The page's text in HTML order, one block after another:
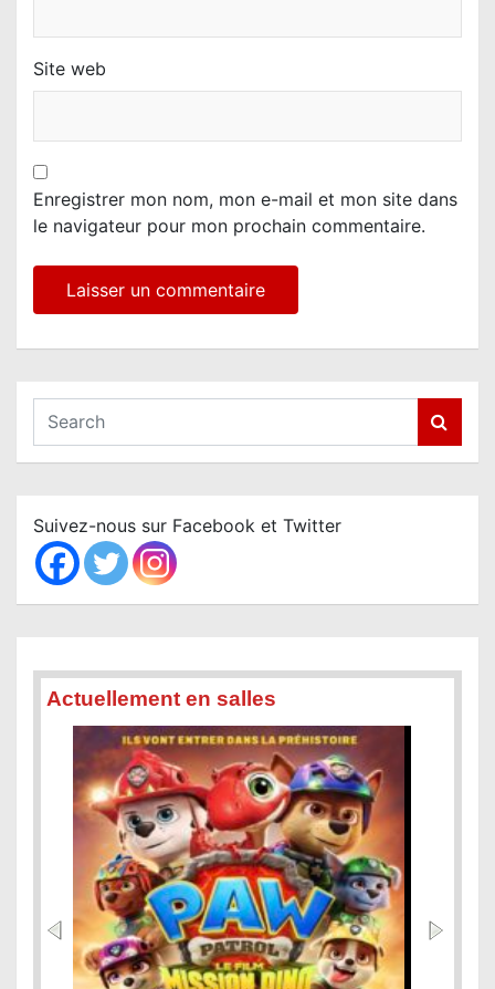
Site web
Enregistrer mon nom, mon e-mail et mon site dans
le navigateur pour mon prochain commentaire.
a
c
h
Suivez-nous sur Facebook et Twitter
Actuellement en salles